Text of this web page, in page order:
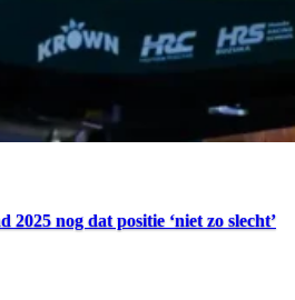
nog dat positie ‘niet zo slecht’